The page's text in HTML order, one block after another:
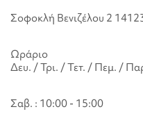
Σοφοκλή Βενιζέλου 2
Ωράριο
Δευ. / Τρι. / Τετ. / Πεμ. /
Σαβ. : 10:00 - 15:00